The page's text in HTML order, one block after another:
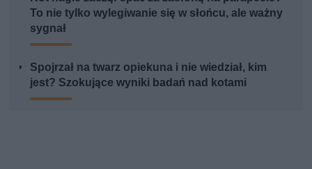
To nie tylko wylegiwanie się w słońcu, ale ważny
sygnał
Spojrzał na twarz opiekuna i nie wiedział, kim
jest? Szokujące wyniki badań nad kotami